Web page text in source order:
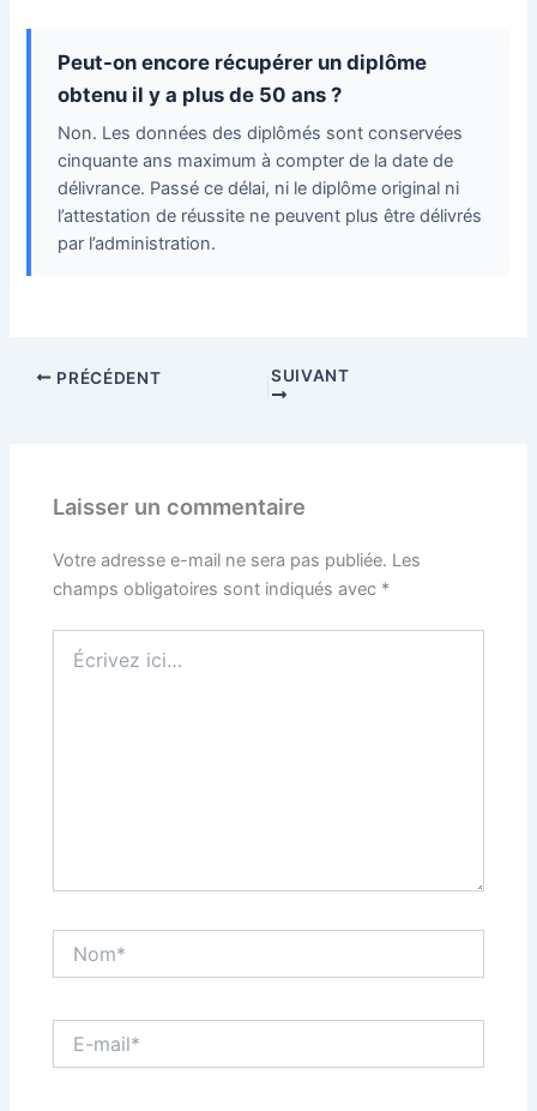
Peut-on encore récupérer un diplôme
obtenu il y a plus de 50 ans ?
Non. Les données des diplômés sont conservées
cinquante ans maximum à compter de la date de
délivrance. Passé ce délai, ni le diplôme original ni
l’attestation de réussite ne peuvent plus être délivrés
par l’administration.
PRÉCÉDENT SUIVANT
Laisser un commentaire
Votre adresse e-mail ne sera pas publiée. Les
champs obligatoires sont indiqués avec *
ici…
mail*